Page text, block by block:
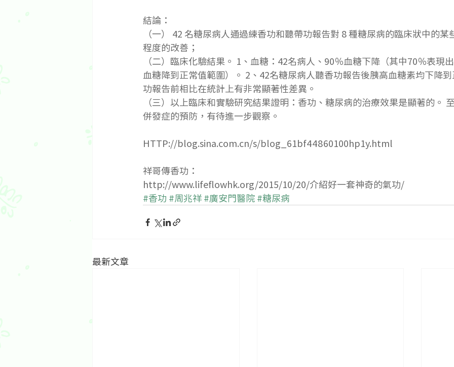
結論：
（一） 42 名糖尿病人通過練香功和聽帶功報告對 8 種糖尿病的臨床狀中的
程度的改善；
（二）臨床化驗結果。 1、血糖：42名病人、90％血糖下降（其中70％表現
血糖降到正常值範圍）。 2、42名糖尿病人聽香功報告後胰高血糖素均下降
功報告前相比在統計上有非常顯著性差異。
（三）以上臨床和實驗研究結果證明：香功、糖尿病的治療效果是顯著的。
併發症的預防，有待進一步觀察。
HTTP://blog.sina.com.cn/s/blog_61bf44860100hp1y.html
祥哥傳香功：
http://www.lifeflowhk.org/2015/10/20/介紹好一套神奇的氣功/
#香功 #周兆祥#廣安門醫院#糖尿病
最新文章